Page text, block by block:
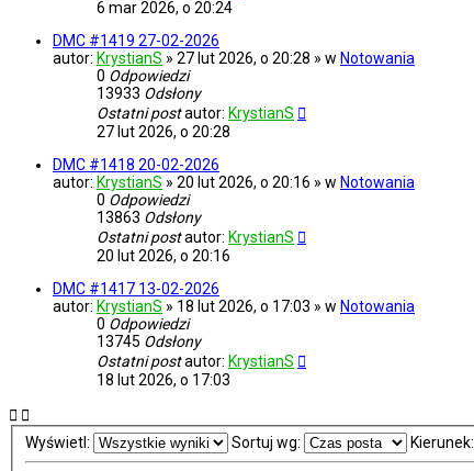
6 mar 2026, o 20:24
DMC #1419 27-02-2026
autor: KrystianS » 27 lut 2026, o 20:28 » w Notowania
0 Odpowiedzi
13933 Odsłony
Ostatni postautor: KrystianS
27 lut 2026, o 20:28
DMC #1418 20-02-2026
autor: KrystianS » 20 lut 2026, o 20:16 » w Notowania
0 Odpowiedzi
13863 Odsłony
Ostatni postautor: KrystianS
20 lut 2026, o 20:16
DMC #1417 13-02-2026
autor: KrystianS » 18 lut 2026, o 17:03 » w Notowania
0 Odpowiedzi
13745 Odsłony
Ostatni postautor: KrystianS
18 lut 2026, o 17:03
Wyświetl: Sortuj wg: Kierunek: